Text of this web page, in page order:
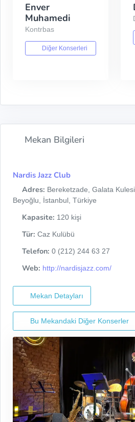
Enver
Muhamedi
Kontrbas
Diğer Konserleri
Mekan Bilgileri
Nardis Jazz Club
Adres: Bereketzade, Galata
Beyoğlu, İstanbul, Türkiye
Kapasite: 120 kişi
Tür: Caz Kulübü
Telefon: 0 (212) 244 63 27
Web: http://nardisjazz.com/
Mekan Detayları
Bu Mekandaki Diğer Konserler